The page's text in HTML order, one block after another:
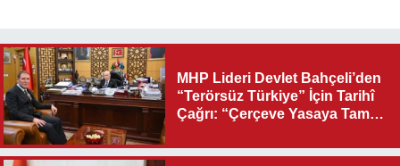
MHP Lideri Devlet Bahçeli’den
“Terörsüz Türkiye” İçin Tarihî
Çağrı: “Çerçeve Yasaya Tam